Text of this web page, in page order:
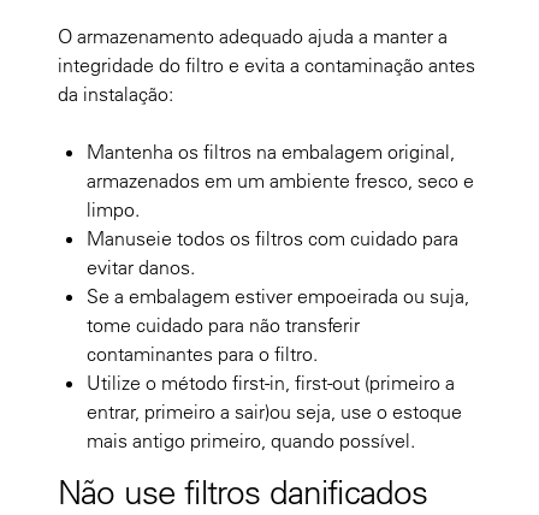
O armazenamento adequado ajuda a manter a
integridade do filtro e evita a contaminação antes
da instalação:
Mantenha os filtros na embalagem original,
armazenados em um ambiente fresco, seco e
limpo.
Manuseie todos os filtros com cuidado para
evitar danos.
Se a embalagem estiver empoeirada ou suja,
tome cuidado para não transferir
contaminantes para o filtro.
Utilize o método first-in, first-out (primeiro a
entrar, primeiro a sair)ou seja, use o estoque
mais antigo primeiro, quando possível.
Não use filtros danificados